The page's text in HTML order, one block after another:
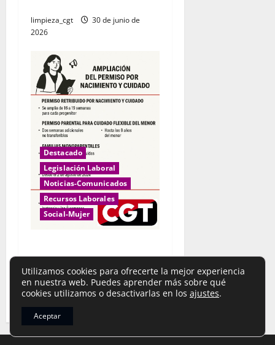
d
a
limpieza_cgt
30 de junio de
2026
Destacado
Legislación Laboral
Noticias-Comunicados
Recursos Laborales
Social-Mujer
cuidado
limpieza_cgt
20 de mayo de
2026
Utilizamos cookies para ofrecerte la mejor experiencia
en nuestra web. Puedes aprender más sobre qué
cookies utilizamos o desactivarlas en los ajustes.
Aceptar